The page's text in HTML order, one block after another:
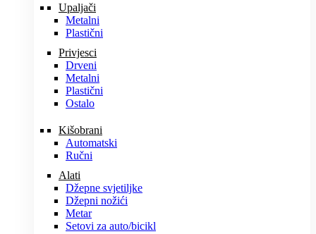
Upaljači
Metalni
Plastični
Privjesci
Drveni
Metalni
Plastični
Ostalo
Kišobrani
Automatski
Ručni
Alati
Džepne svjetiljke
Džepni nožići
Metar
Setovi za auto/bicikl